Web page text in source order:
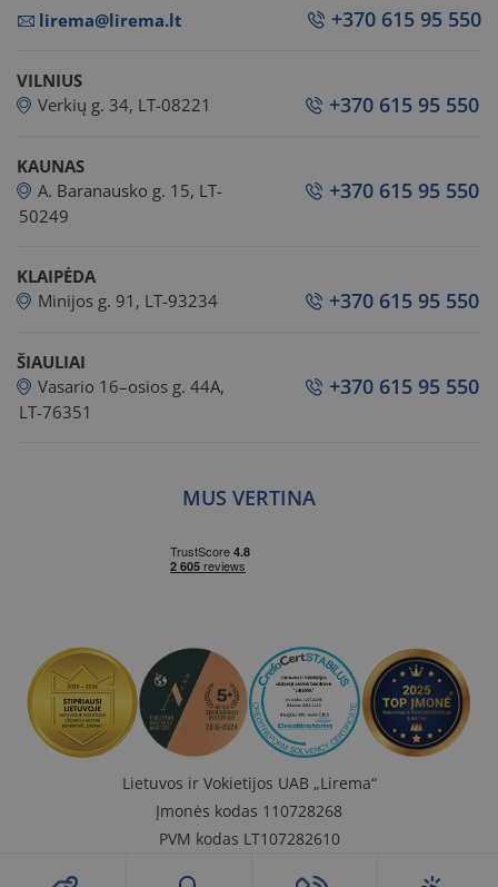
lirema@lirema.lt +370 615 95 550
VILNIUS
Verkių g. 34, LT-08221
+370 615 95 550
KAUNAS
A. Baranausko g. 15, LT-
50249
+370 615 95 550
KLAIPĖDA
Minijos g. 91, LT-93234
+370 615 95 550
ŠIAULIAI
Vasario 16–osios g. 44A,
LT-76351
+370 615 95 550
MUS VERTINA
Lietuvos ir Vokietijos UAB „Lirema“
Įmonės kodas 110728268
PVM kodas LT107282610